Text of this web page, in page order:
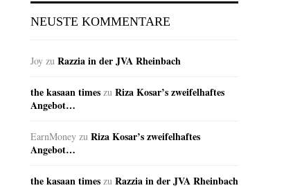
NEUSTE KOMMENTARE
Joy zu Razzia in der JVA Rheinbach
the kasaan times zu Riza Kosar’s zweifelhaftes
Angebot…
EarnMoney zu Riza Kosar’s zweifelhaftes
Angebot…
the kasaan times zu Razzia in der JVA Rheinbach